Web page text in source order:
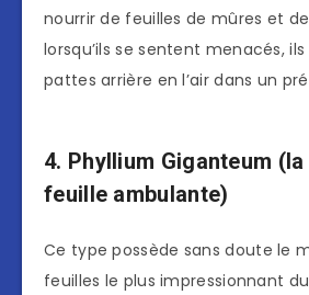
nourrir de feuilles de mûres et
lorsqu’ils se sentent menacés,
pattes arrière en l’air dans un
4. Phyllium Giganteum
feuille ambulante)
Ce type possède sans doute le
feuilles le plus impressionnant